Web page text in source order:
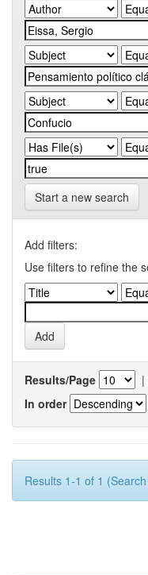
Start a new search
Add filters:
Use filters to refine the
Results/Page |
In order
Results 1-1 of 1